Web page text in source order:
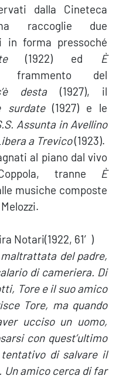
dalla Cineteca
raccoglie due
in forma pressoché
(1922) ed È
frammento del
desta (1927), il
surdate (1927) e le
Assunta in Avellino
a Trevico(1923).
al piano dal vivo
tranne È
musiche composte
Notari(1922, 61′)
del padre,
di cameriera. Di
Tore e il suo amico
Tore, ma quando
ucciso un uomo,
con quest’ultimo
di salvare il
Un amico cerca di far